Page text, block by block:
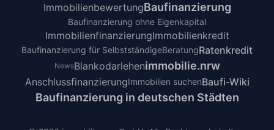
ImmobilienbewertungBaufinanzierung
Baufinanzierung ohne Eigenkapital
ImmobilienfinanzierungImmobilienkredit
Baufinanzierung für SelbstständigeBeratungRatenkredit
NewsBlankodarlehenimmobilie.nrw
AnschlussfinanzierungImmobilien suchenBaufi-Wiki
Baufinanzierung in deutschen Städten